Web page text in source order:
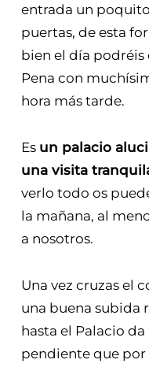
entrada un
puertas, de esta
bien el día
Pena con
hora más tarde.
Es un palacio
una visita
verlo todo os
la mañana, al
a nosotros.
Una vez cruzas el
una buena subida
hasta el Palacio
pendiente que por